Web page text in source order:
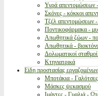
Υγρά απεντομώσεων
Σκόνες - κόκκοι
Τζέλ απεντομώσεων
Ποντικοφάρμακα -
Απωθητικά ζώων -
Απωθητικά -
Δολωματικοί
Κτηνιατρικά
Είδη προστασίας εργαζομένων
Μποτάκια -
Μάσκες ψεκασμού
Ιμάντες - Γυαλιά -